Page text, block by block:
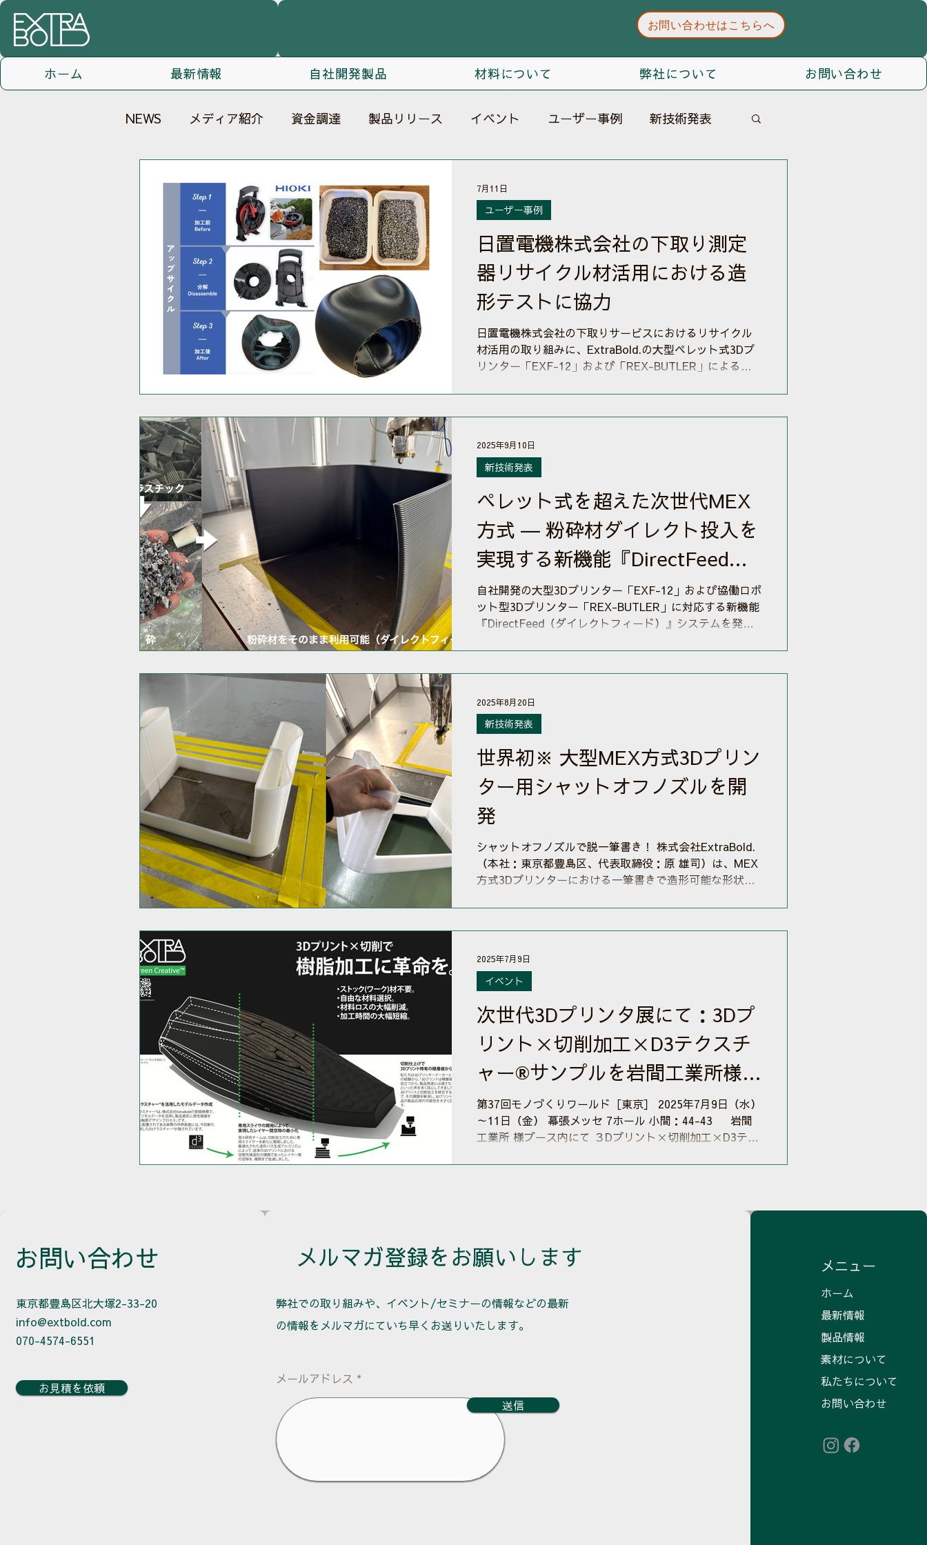
お問い合わせはこちらへ
ホーム 最新情報 自社開発製品 材料について 弊社について お問い合わせ
NEWS メディア紹介 資金調達 製品リリース イベント ユーザー事例 新技術発表
日置電機株式会社の下取り測定
器リサイクル材活用における造
形テストに協力
日置電機株式会社の下取りサービスにおけるリサイクル
材活用の取り組みに、ExtraBold.の大型ペレット式3Dプ
リンター「EXF-12」および「REX-BUTLER」による造
測定器を回収し、自社製品だからこそ可能な分解・選別
技術により、リサイクル原材料として再利用する「製品
では、回収した測定器の約72％をリサイクル原材料とし
て再利用し、今後は再資源化率97％を目指す取り組みと
して紹介されています。 今回の造形テストは、HIOKIが
顧客から下取りした測定器を、リサイクル材として利活
用する活動の一環として実施されたものです。
ExtraBold.は、大型ペレット式3Dプリンター「EXF-12」
および「REX-BUTLER」を用い、回収材の新たな活用可
能性を検証するための造形を行いました。 回収された同
ェアを3Dプリントしました 測定器由来のリサイクル材
を、3Dプリントで新たな価値へ...
ユーザー事例
7月11日
ペレット式を超えた次世代MEX
方式 ― 粉砕材ダイレクト投入を
実現する新機能『DirectFeed』
システムを発表
自社開発の大型3Dプリンター「EXF-12」および協働ロボ
ット型3Dプリンター「REX-BUTLER」に対応する新機能
『DirectFeed（ダイレクトフィード）』システムを発表
式3Dプリンターと同様に熱可塑性樹脂を用いますが、従
来ペレット化が必要だった廃プラスチックを粉砕材のま
プション機能です。リリースは年内を予定しています。
詳しくは ニュースリリース をご覧ください。 ※ただし
粒度（サイズ）による制約があります。また単一材料で
あることが条件です。
新技術発表
2025年9月10日
世界初※ 大型MEX方式3Dプリン
ター用シャットオフノズルを開
発
シャットオフノズルで脱一筆書き！ 株式会社ExtraBold.
（本社：東京都豊島区、代表取締役：原 雄司）は、MEX
方式3Dプリンターにおける一筆書きで造形可能な形状し
進めてまいりました「シャットオフノズル」について、
弊社製の大型3Dプリンター（EXF-12／REX-BUTLER）
化・販売開始することを決定いたしました。詳しくはニ
ュースリリースを御覧ください。 ※大型MEX方式の3Dプ
リンターヘッドに装着できるシャットオフノズルとして
世界初（当社調べ）
新技術発表
2025年8月20日
次世代3Dプリンタ展にて：3Dプ
リント✕切削加工✕D3テクスチ
ャー®サンプルを岩間工業所様ブ
ース内にて参考出品
第37回モノづくりワールド［東京］ 2025年7月9日（水）
～11日（金） 幕張メッセ 7ホール 小間：44-43 岩間
工業所 様ブース内にて ３Dプリント✕切削加工✕D3テク
出品 樹脂切削加工に革命を！...
イベント
2025年7月9日
お問い合わせ
東京都豊島区北大塚2-33-20
info@extbold.com
070-4574-6551
お見積を依頼
メルマガ登録をお願いします
​弊社での取り組みや、イベント/セミナーの情報などの最新
の情報をメルマガにていち早くお送りいたします。
メールアドレス
送信
メニュー
ホーム
最新情報
​製品情報
​素材について
私たちについて
お問い合わせ